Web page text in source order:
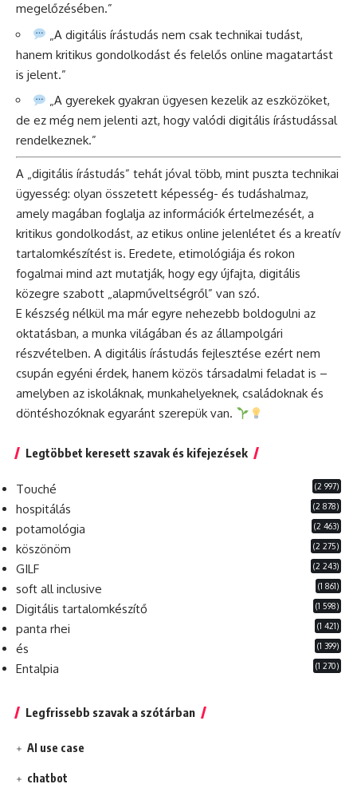
megelőzésében.”
„A digitális írástudás nem csak technikai tudást,
hanem kritikus gondolkodást és felelős online magatartást
is jelent.”
„A gyerekek gyakran ügyesen kezelik az eszközöket,
de ez még nem jelenti azt, hogy valódi digitális írástudással
rendelkeznek.”
A „digitális írástudás” tehát jóval több, mint puszta technikai
ügyesség: olyan összetett képesség- és tudáshalmaz,
amely magában foglalja az információk értelmezését, a
kritikus gondolkodást, az etikus online jelenlétet és a kreatív
tartalomkészítést is. Eredete, etimológiája és rokon
fogalmai mind azt mutatják, hogy egy újfajta, digitális
közegre szabott „alapműveltségről” van szó.
E készség nélkül ma már egyre nehezebb boldogulni az
oktatásban, a munka világában és az állampolgári
részvételben. A digitális írástudás fejlesztése ezért nem
csupán egyéni érdek, hanem közös társadalmi feladat is –
amelyben az iskoláknak, munkahelyeknek, családoknak és
döntéshozóknak egyaránt szerepük van.
Legtöbbet keresett szavak és kifejezések
Touché (2 997)
hospitálás (2 878)
potamológia (2 463)
köszönöm (2 275)
GILF (2 243)
soft all inclusive (1 861)
Digitális tartalomkészítő (1 598)
panta rhei (1 421)
és (1 399)
Entalpia (1 270)
Legfrissebb szavak a szótárban
AI use case
chatbot